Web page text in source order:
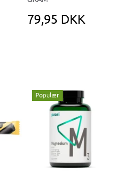
79,95 DKK
Populær